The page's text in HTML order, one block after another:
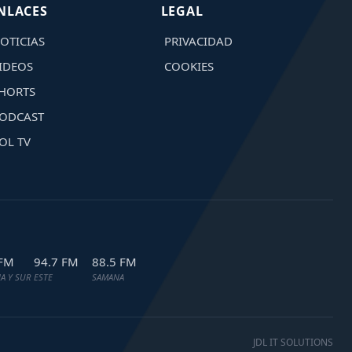
TV
LEGAL
PRIVACIDAD
COOKIES
Y SUR
94.7 FM
ESTE
88.5 FM
SAMANA
JDL IT SOLUTIONS